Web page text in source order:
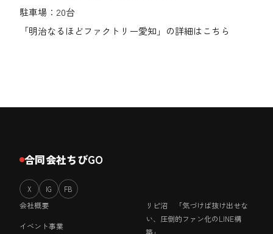
駐車場：20台
「明治なるほどファクトリー愛知」の詳細はこちら
合同会社ちびGO
X IG FB
会社概要
イベント事業
リピ沼 「気づけば抜け出せな
い、圧倒的ファン化のLINE構